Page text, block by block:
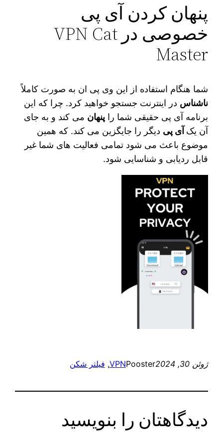
پنهان کردن آی پی
خصوصی در VPN Cat
Master
شما هنگام استفاده از این وی پی ان به صورت کاملاً
ناشناس در اینترنت جستجو خواهید کرد. چرا که این
برنامه آی پی حقیقی شما راپنهان می‌ کند و به جای
آن یک آی پی دیگر را جایگزین می‌ کند. که همین
موضوع باعث می شود تمامی فعالیت های شما غیر
قابل ردیابی و شناسایی شود.
ژوئن 30, 2024 Pooster
VPN
, فیلتر شکن
دیدگاهتان را بنویسید